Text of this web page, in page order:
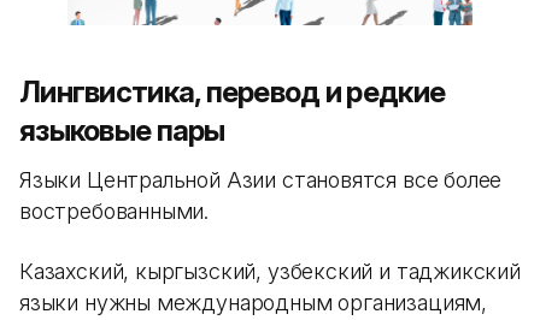
Лингвистика, перевод и редкие
языковые пары
Языки Центральной Азии становятся все более
востребованными.
Казахский, кыргызский, узбекский и таджикский
языки нужны международным организациям,